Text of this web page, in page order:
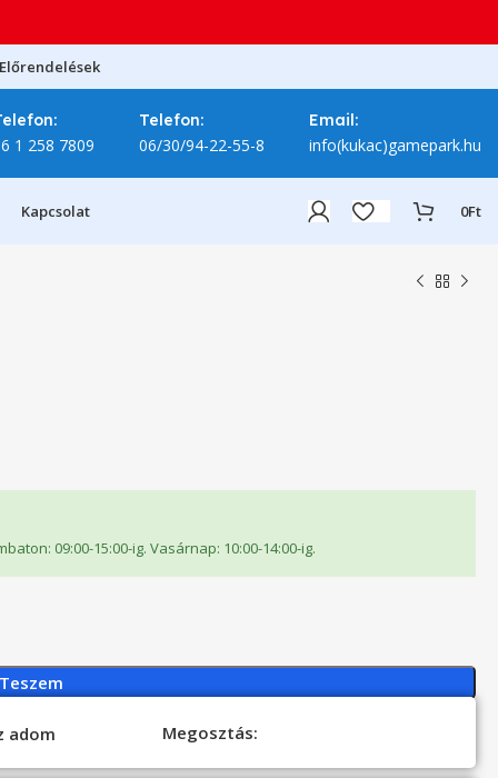
Előrendelések
1 258 7809
Telefon:
06/30/94-22-55-8
Email:
info(kukac)gamepark.hu
Kapcsolat 0Ft
09:00-15:00-ig. Vasárnap: 10:00-14:00-ig.
adom Megosztás: